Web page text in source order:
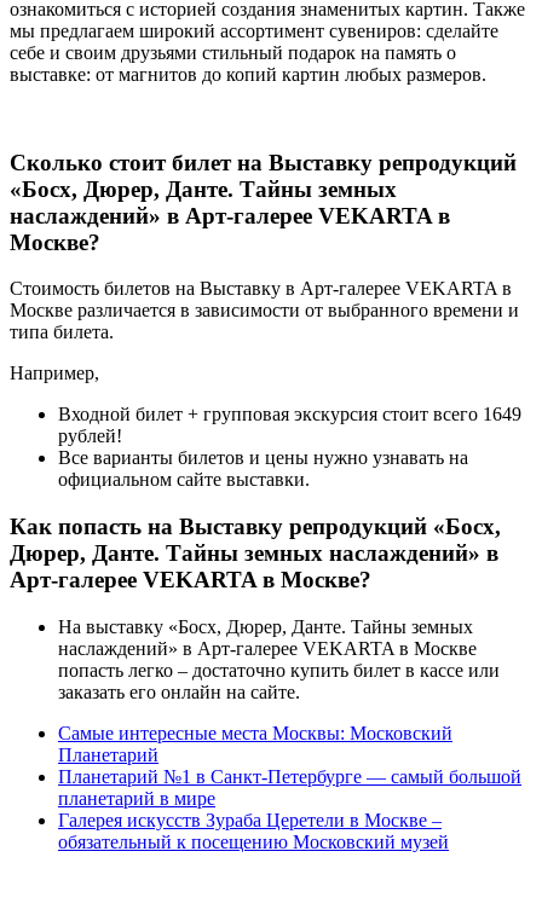
ознакомиться с историей создания знаменитых картин. Также
мы предлагаем широкий ассортимент сувениров: сделайте
себе и своим друзьями стильный подарок на память о
выставке: от магнитов до копий картин любых размеров.
Сколько стоит билет на Выставку репродукций
«Босх, Дюрер, Данте. Тайны земных
наслаждений» в Арт-галерее VEKARTA в
Москве?
Стоимость билетов на Выставку в Арт-галерее VEKARTA в
Москве различается в зависимости от выбранного времени и
типа билета.
Например,
Входной билет + групповая экскурсия стоит всего 1649
рублей!
Все варианты билетов и цены нужно узнавать на
официальном сайте выставки.
Как попасть на Выставку репродукций «Босх,
Дюрер, Данте. Тайны земных наслаждений» в
Арт-галерее VEKARTA в Москве?
На выставку «Босх, Дюрер, Данте. Тайны земных
наслаждений» в Арт-галерее VEKARTA в Москве
попасть легко – достаточно купить билет в кассе или
заказать его онлайн на сайте.
Самые интересные места Москвы: Московский
Планетарий
Планетарий №1 в Санкт-Петербурге — самый большой
планетарий в мире
Галерея искусств Зураба Церетели в Москве –
обязательный к посещению Московский музей